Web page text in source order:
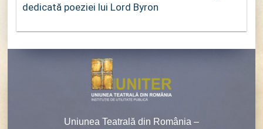
dedicată poeziei lui Lord Byron
Uniunea Teatrală din România –